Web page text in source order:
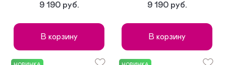
9 190 руб.
В корзину
9 190 руб.
В корзину